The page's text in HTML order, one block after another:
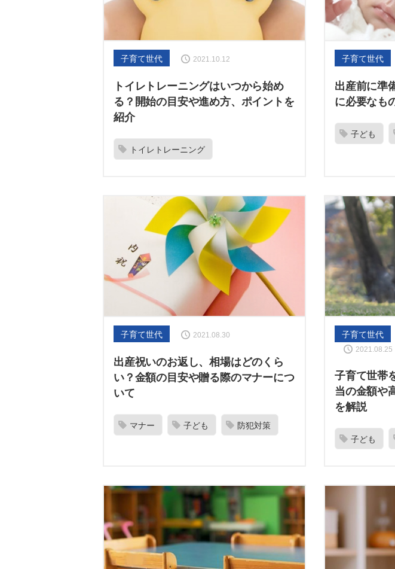
子育て世代 2021.10.12
トイレトレーニングはいつから始め
る？開始の目安や進め方、ポイントを
紹介
トイレトレーニング
子育て世代
出産前に準
に必要なも
子ども
子育て世代 2021.08.30
出産祝いのお返し、相場はどのくら
い？金額の目安や贈る際のマナーにつ
いて
マナー 子ども 防犯対策
子育て世代
2021.08.25
子育て世帯
当の金額や
を解説
子ども